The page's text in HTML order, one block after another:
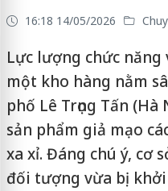
16:18 14/05/2026
Lực lượng chức
một kho hàng nằm
phố Lê Trọng Tấn
sản phẩm giả mạo
xa xỉ. Đáng chú ý, cơ
đối tượng vừa bị